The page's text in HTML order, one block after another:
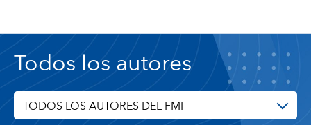
Todos los autores
TODOS LOS AUTORES DEL FMI